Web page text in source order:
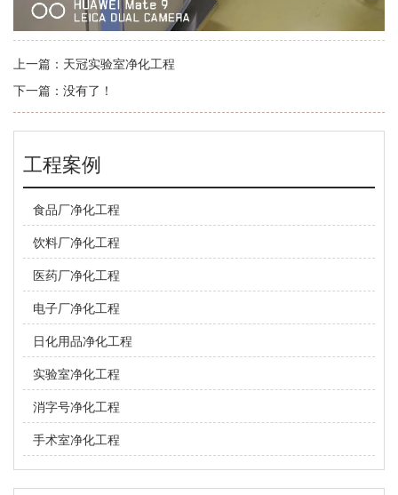
上一篇： 天冠实验室净化工程
下一篇： 没有了！
工程案例
食品厂净化工程
饮料厂净化工程
医药厂净化工程
电子厂净化工程
日化用品净化工程
实验室净化工程
消字号净化工程
手术室净化工程